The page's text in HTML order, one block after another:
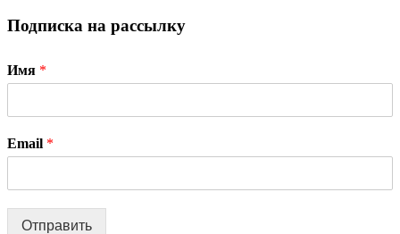
Подписка на рассылку
Имя *
Email *
Отправить